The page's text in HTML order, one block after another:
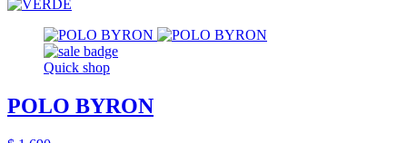
Quick shop
POLO BYRON